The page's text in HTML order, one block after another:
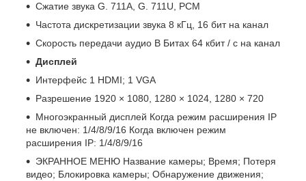
Сжатие звука G. 711A, G. 711U, PCM
Частота дискретизации звука 8 кГц, 16 бит на канал
Скорость передачи аудио В Битах 64 кбит / с на канал
Дисплей
Интерфейс 1 HDMI; 1 VGA
Разрешение 1920 × 1080, 1280 × 1024, 1280 × 720
Многоэкранный дисплей Когда режим расширения IP
не включен: 1/4/8/9/16 Когда включен режим
расширения IP: 1/4/8/9/16
ЭКРАННОЕ МЕНЮ Название камеры; Время; Потеря
видео; Блокировка камеры; Обнаружение движения;